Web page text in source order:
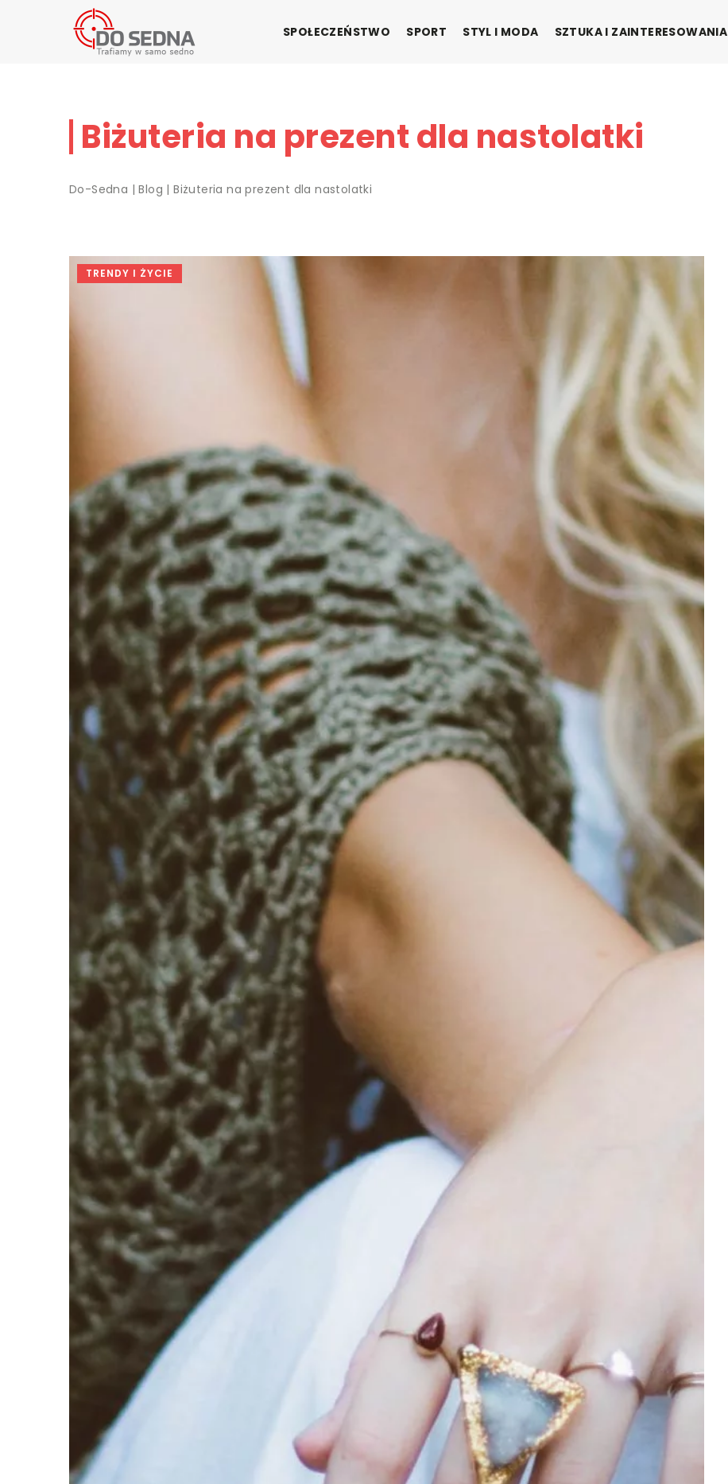
SPOŁECZEŃSTWO SPORT STYL I MODA SZTUKA I ZAINTERESOWANIA
Biżuteria na prezent dla nastolatki
Do-Sedna |Blog |Biżuteria na prezent dla nastolatki
TRENDY I ŻYCIE
DOM I WNĘTRZE
12 | 12 | 2019
Powrót PRL-u – kilka słów o tym, jak
współcześni polscy projektanci
powracają do utartych rozwiązań
Polscy projektanci młodego pokolenia
coraz chętniej sięgają po rozwiązania,
które jeszcze dekadę temu kojarzyć
nam się mogły z marnej jakości […]
TRENDY I ŻYCIE
Jakie okazje warto uwiecznić na sesji
fotograficznej?
Tematyczne oraz okolicznościowe sesje
fotograficzne to doskonały sposób na
utrwalenie ważnych chwil z naszego
życia. Momenty, które warto uwiecznić,
to […]